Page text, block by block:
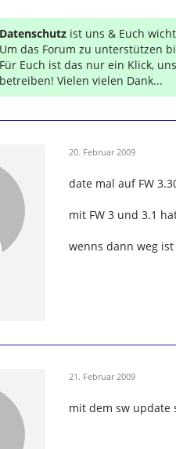
Datenschutz ist uns & Euch
Um das Forum zu unterstützen
Für Euch ist das nur ein Klick,
betreiben! Vielen vielen Dank...
20. Februar 2009
date mal auf FW
mit FW 3 und 3.1
wenns dann weg
21. Februar 2009
mit dem sw update